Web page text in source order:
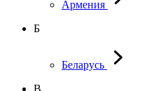
Армения
Б
Беларусь
В